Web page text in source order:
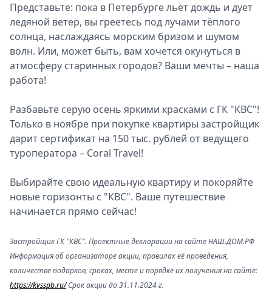
2026
Скачай
Metro
Представьте: пока в Петербурге льёт дождь и дует
ледяной ветер, вы греетесь под лучами тёплого
солнца, наслаждаясь морским бризом и шумом
волн. Или, может быть, вам хочется окунуться в
атмосферу старинных городов? Ваши мечты – наша
работа!
Разбавьте серую осень яркими красками с ГК "КВС"!
Только в ноябре при покупке квартиры застройщик
дарит сертификат на 150 тыс. рублей от ведущего
туроператора – Coral Travel!
Выбирайте свою идеальную квартиру и покоряйте
новые горизонты с "КВС". Ваше путешествие
начинается прямо сейчас!
Застройщик ГК "КВС". Проектные декларации на сайте НАШ.ДОМ.РФ
Информация об организаторе акции, правилах её проведения,
количестве подарков, сроках, месте и порядке их получения на сайте:
https://kvsspb.ru/Срок акции до 31.11.2024 г.